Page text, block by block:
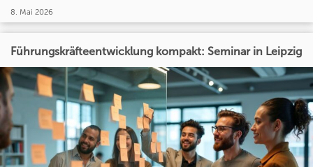
8. Mai 2026
Führungskräfteentwicklung kompakt: Seminar in Leipzig